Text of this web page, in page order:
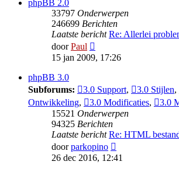
phpBB 2.0
33797 Onderwerpen
246699 Berichten
Laatste bericht Re: Allerlei
doorPaul
laatste
bericht
15 jan 2009, 17:26
phpBB 3.0
Subforums:
3.0 Support, 3.0 Stijlen,
Ontwikkeling, 3.0 Modificaties,
3.0
15521 Onderwerpen
94325 Berichten
Laatste bericht Re: HTML
doorparkopino
laatste
26 dec 2016, 12:41